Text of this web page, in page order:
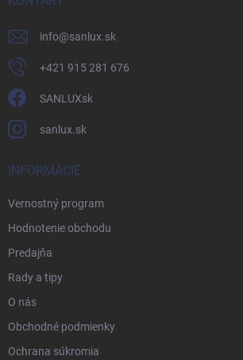
info@sanlux.sk
+421 915 281 676
SANLUXsk
sanlux.sk
INFORMÁCIE
Vernostný program
Hodnotenie obchodu
Predajňa
Rady a tipy
O nás
Obchodné podmienky
Ochrana súkromia